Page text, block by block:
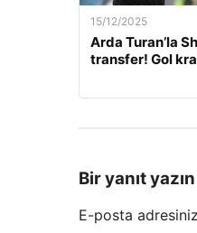
15/12/2025
Arda Turan’la
transfer! Gol
Bir yanıt yazın
E-posta